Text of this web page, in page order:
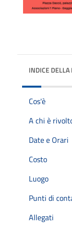
INDICE DELLA
Cos'è
A chi è
Date e Orari
Costo
Luogo
Punti di
Allegati